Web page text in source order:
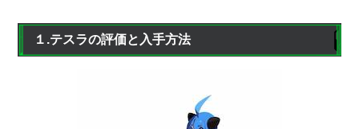
１.テスラの評価と入手方法